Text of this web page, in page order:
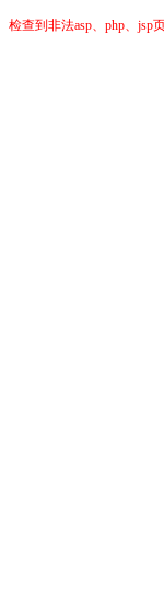
检查到非法asp、php、jsp